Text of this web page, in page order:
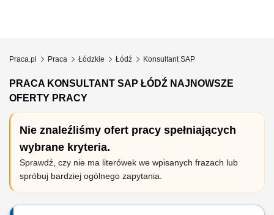
Praca.pl Praca Łódzkie Łódź Konsultant SAP
PRACA KONSULTANT SAP ŁÓDŹ NAJNOWSZE
OFERTY PRACY
Nie znaleźliśmy ofert pracy spełniających
wybrane kryteria.
Sprawdź, czy nie ma literówek we wpisanych frazach lub
spróbuj bardziej ogólnego zapytania.